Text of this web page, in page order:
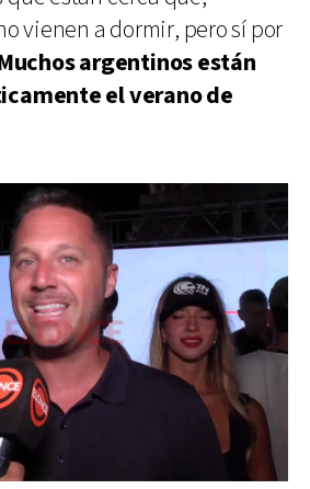
vienen a dormir, pero sí por
argentinos están
el verano de